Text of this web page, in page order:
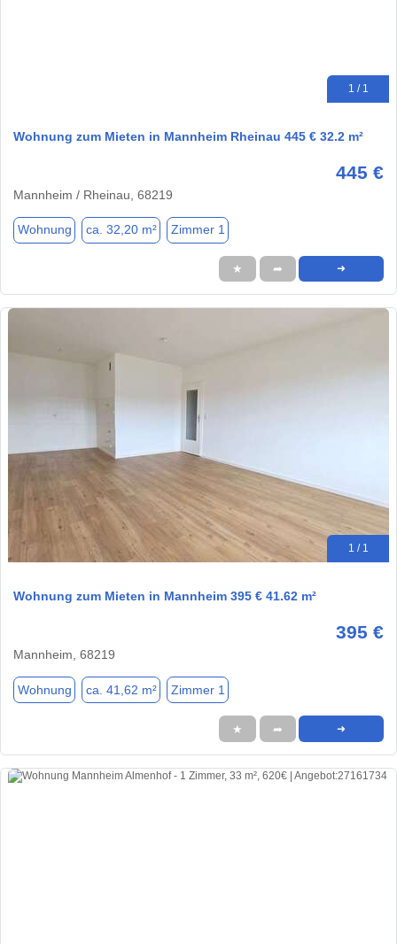
1 / 1
Wohnung zum Mieten in Mannheim Rheinau 445 € 32.2 m²
445 €
Mannheim / Rheinau, 68219
Wohnung ca. 32,20 m² Zimmer 1
★ ➦ ➜
1 / 1
Wohnung zum Mieten in Mannheim 395 € 41.62 m²
395 €
Mannheim, 68219
Wohnung ca. 41,62 m² Zimmer 1
★ ➦ ➜